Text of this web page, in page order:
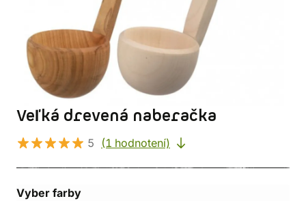
Veľká drevená naberačka
5 (1 hodnotení)
Vyber farby